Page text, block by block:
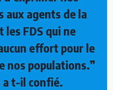
aux agents de la
les FDS qui ne
effort pour le
nos populations.”
a t-il confié.